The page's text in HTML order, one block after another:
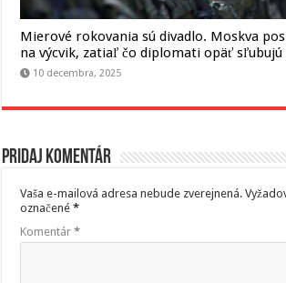
Mierové rokovania sú divadlo. Moskva
na výcvik, zatiaľ čo diplomati opäť
10 decembra, 2025
Pridaj komentár
Vaša e-mailová adresa nebude zverejnená.
označené*
Komentár*